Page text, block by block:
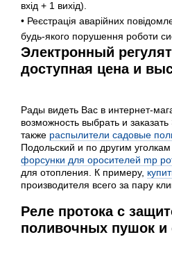
вхід + 1 вихід).
• Реєстрація аварійних
будь-якого порушення роботи
Электронный
доступная цена и
Рады видеть Вас в интернет-
возможность выбрать и
также распылители садовые
Подольский и по другим
форсунки для оросителей mp
для отопления. К примеру,
производителя всего за пару
Реле протока с
поливочных пушок и